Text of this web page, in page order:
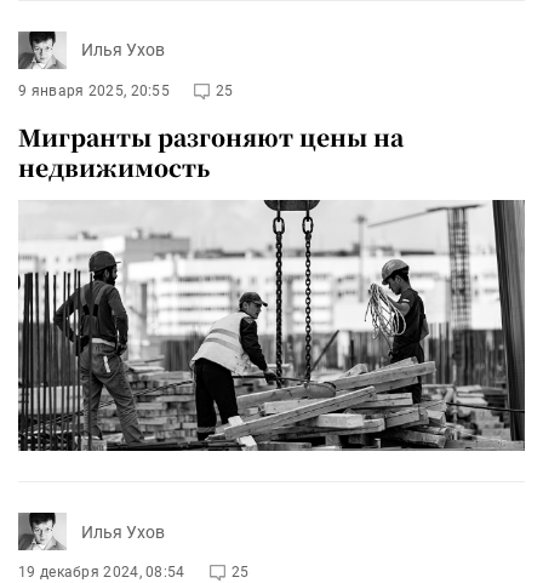
Илья Ухов
9 января 2025, 20:55 25
Мигранты разгоняют цены на
недвижимость
Илья Ухов
19 декабря 2024, 08:54 25